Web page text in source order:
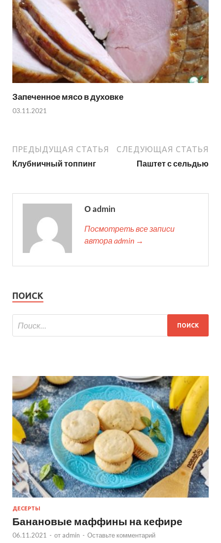
Запеченное мясо в духовке
03.11.2021
ПРЕДЫДУЩАЯ СТАТЬЯ
Клубничный топпинг
СЛЕДУЮЩАЯ СТАТЬЯ
Паштет с сельдью
О admin
Посмотреть все записи
автора admin →
ПОИСК
ДЕСЕРТЫ
Банановые маффины на кефире
06.11.2021 - от admin - Оставьте комментарий